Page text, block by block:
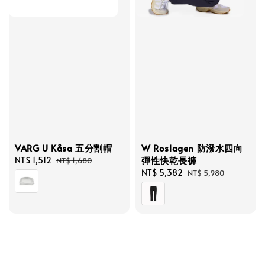
VARG U Kåsa 五分割帽
Sale
price
NT$ 1,512 Regular
NT$ 1,680
W Roslagen 防潑水四向
彈性快乾長褲
Sale
price
NT$ 5,382 Regular
NT$ 5,980